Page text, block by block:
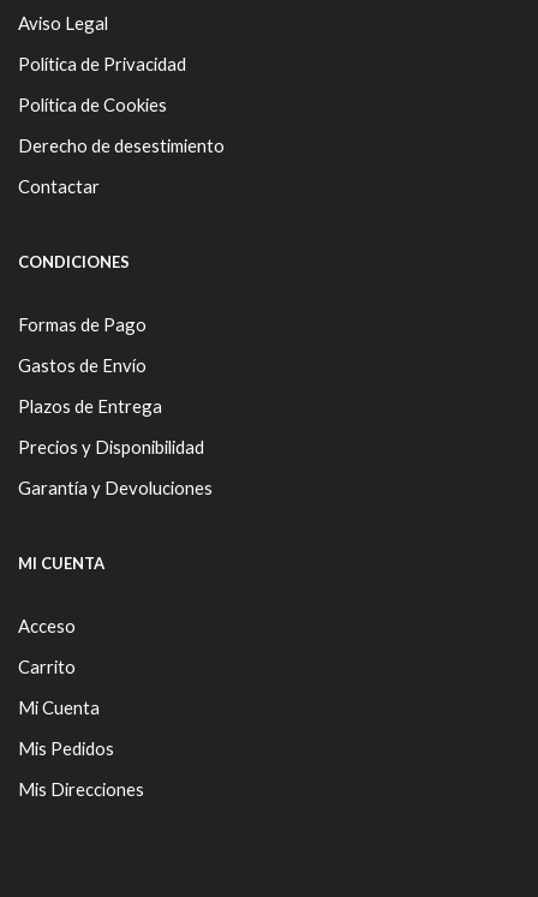
Aviso Legal
Política de Privacidad
Política de Cookies
Derecho de desestimiento
Contactar
CONDICIONES
Formas de Pago
Gastos de Envío
Plazos de Entrega
Precios y Disponibilidad
Garantía y Devoluciones
MI CUENTA
Acceso
Carrito
Mi Cuenta
Mis Pedidos
Mis Direcciones